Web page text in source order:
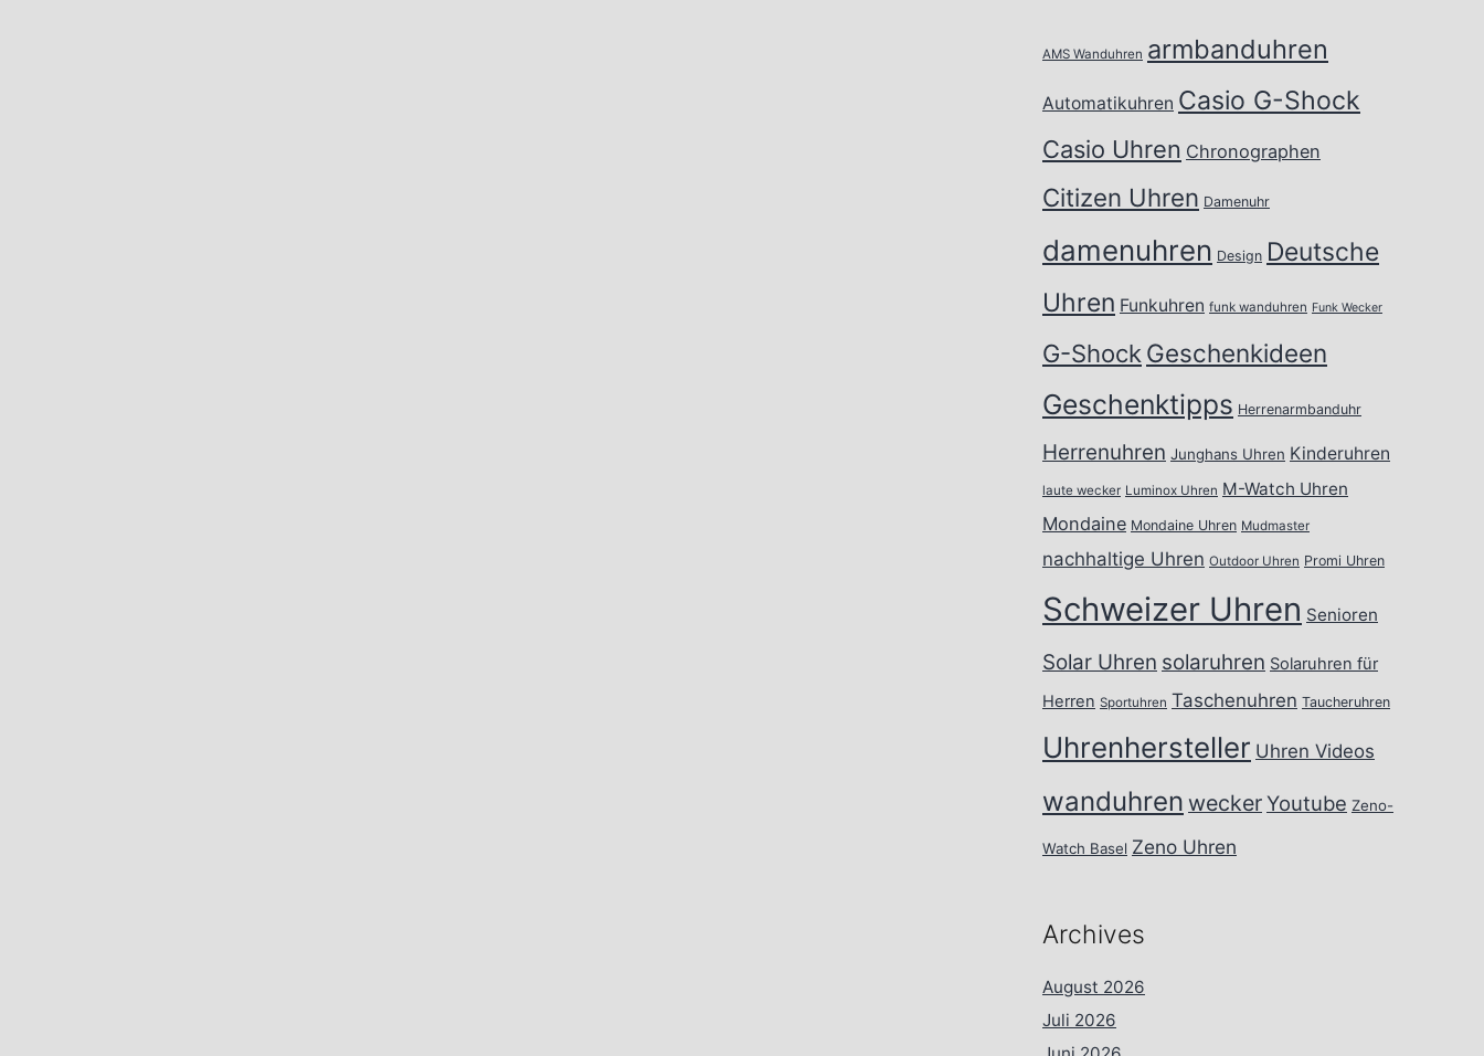
AMS Wanduhren armbanduhren
Automatikuhren Casio G-Shock
Casio Uhren Chronographen
Citizen Uhren Damenuhr
damenuhren Design Deutsche
Uhren Funkuhren funk wanduhren Funk Wecker
G-Shock Geschenkideen
Geschenktipps Herrenarmbanduhr
Herrenuhren Junghans Uhren Kinderuhren
laute wecker Luminox Uhren M-Watch Uhren
Mondaine Mondaine Uhren Mudmaster
nachhaltige Uhren Outdoor Uhren Promi Uhren
Schweizer Uhren Senioren
Solar Uhren solaruhren Solaruhren für
Herren Sportuhren Taschenuhren Taucheruhren
Uhrenhersteller Uhren Videos
wanduhren weckerYoutube Zeno-
Watch Basel Zeno Uhren
Archives
August 2026
Juli 2026